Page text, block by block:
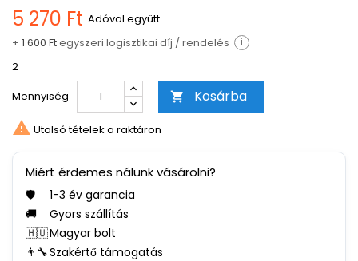
5 270 Ft Adóval együtt
+ 1 600 Ftegyszeri logisztikai díj / rendelés i
2
Mennyiség
 Kosárba
 Utolsó tételek a raktáron
Miért érdemes nálunk vásárolni?
🛡️
1-3 év garancia
🚚
Gyors szállítás
🇭🇺Magyar bolt
👨‍🔧Szakértő támogatás